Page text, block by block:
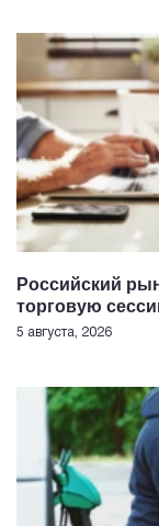
Российский
торговую
5 августа, 2026